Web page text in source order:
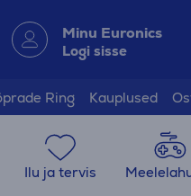
Minu Euronics
Logi sisse
Ring Kauplused
Ilu ja tervis